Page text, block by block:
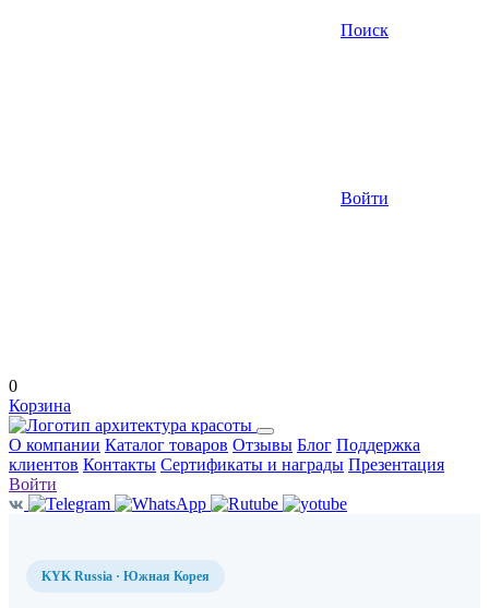
Поиск
Войти
0
Корзина
О компании Каталог товаров Отзывы Блог Поддержка
клиентов Контакты Сертификаты и награды Презентация
Войти
KYK Russia · Южная Корея